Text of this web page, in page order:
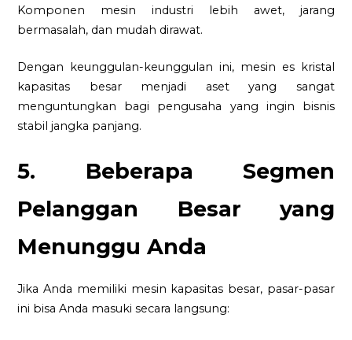
Komponen mesin industri lebih awet, jarang
bermasalah, dan mudah dirawat.
Dengan keunggulan-keunggulan ini, mesin es kristal
kapasitas besar menjadi aset yang sangat
menguntungkan bagi pengusaha yang ingin bisnis
stabil jangka panjang.
5. Beberapa Segmen
Pelanggan Besar yang
Menunggu Anda
Jika Anda memiliki mesin kapasitas besar, pasar-pasar
ini bisa Anda masuki secara langsung: